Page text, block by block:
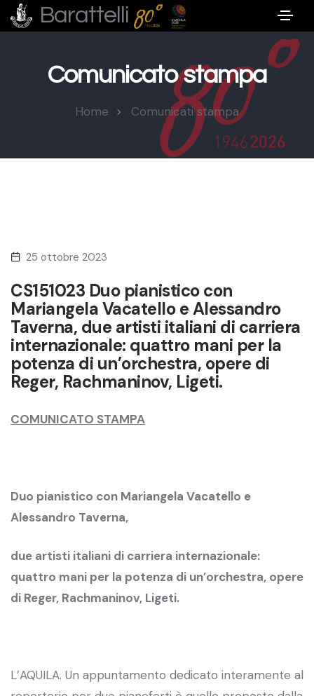
Barattelli
Comunicato stampa
Home Comunicati stampa
25 ottobre 2023
CS151023 Duo pianistico con
Mariangela Vacatello e Alessandro
Taverna, due artisti italiani di carriera
internazionale: quattro mani per la
potenza di un’orchestra, opere di
Reger, Rachmaninov, Ligeti.
COMUNICATO STAMPA
Duo pianistico con Mariangela Vacatello e
Alessandro Taverna,
due artisti italiani di carriera internazionale:
quattro mani per la potenza di un’orchestra, opere
di Reger, Rachmaninov, Ligeti.
L’AQUILA. Un appuntamento dedicato interamente al